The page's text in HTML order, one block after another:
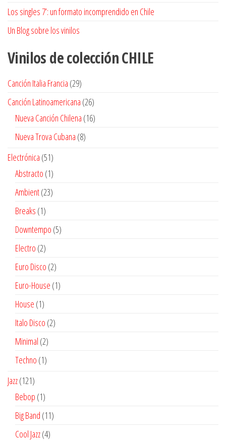
Los singles 7’: un formato incomprendido en Chile
Un Blog sobre los vinilos
Vinilos de colecciónCHILE
Canción Italia Francia 2929
productos
Canción Latinoamericana 2626
productos
Nueva Canción Chilena 1616
Nueva Trova Cubana 88
Electrónica 5151
productos
Abstracto 11
producto
Ambient 2323
Breaks 11
producto
Downtempo 55
Electro 22
productos
Euro Disco 22
productos
Euro-House 11
House 11
producto
Italo Disco 22
Minimal 22
productos
Techno 11
Jazz 121121
productos
Bebop 11
producto
Big Band 1111
Cool Jazz 44